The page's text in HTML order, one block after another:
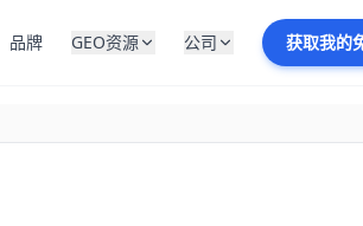
品牌 GEO资源 公司 获取我的